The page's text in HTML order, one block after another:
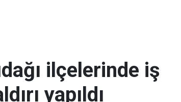
ilçelerinde iş
yapıldı